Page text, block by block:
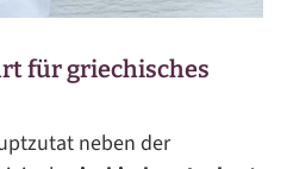
für griechisches
neben der